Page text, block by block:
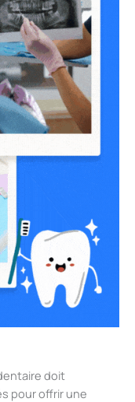
doit
pour offrir une